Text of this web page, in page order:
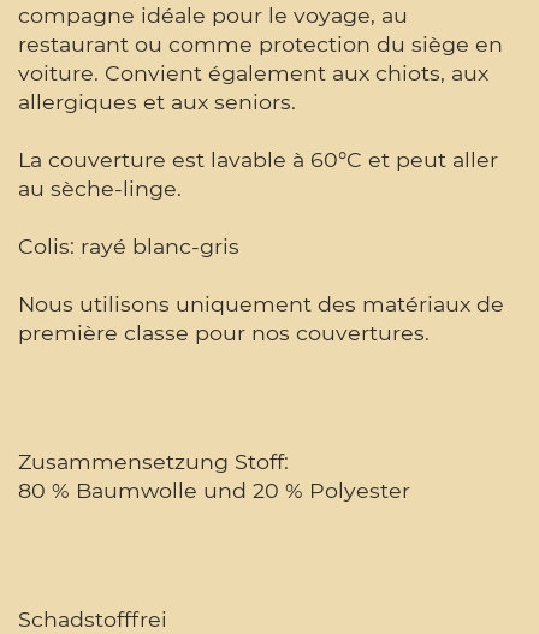
compagne idéale pour le voyage, au
restaurant ou comme protection du siège en
voiture. Convient également aux chiots, aux
allergiques et aux seniors.
La couverture est lavable à 60°C et peut aller
au sèche-linge.
Colis: rayé blanc-gris
Nous utilisons uniquement des matériaux de
première classe pour nos couvertures.
Zusammensetzung Stoff:
80 % Baumwolle und 20 % Polyester
Schadstofffrei